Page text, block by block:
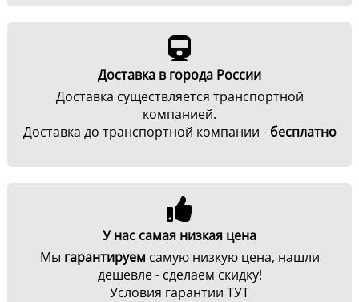
Доставка в города России
Доставка существляется транспортной
компанией.
Доставка до транспортной компании - бесплатно
У нас самая низкая цена
Мы гарантируем самую низкую цена, нашли
дешевле - сделаем скидку!
Условия гарантии ТУТ